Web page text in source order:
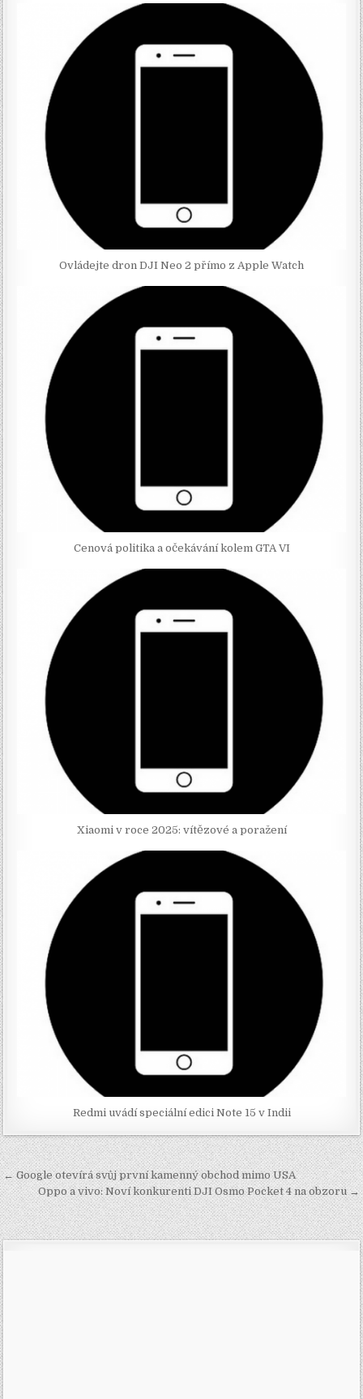
Ovládejte dron DJI Neo 2 přímo z Apple Watch
Cenová politika a očekávání kolem GTA VI
Xiaomi v roce 2025: vítězové a poražení
Redmi uvádí speciální edici Note 15 v Indii
Navigace
pro
příspěvek
← Google otevírá svůj první kamenný obchod mimo USA
Oppo a vivo: Noví konkurenti DJI Osmo Pocket 4 na obzoru →